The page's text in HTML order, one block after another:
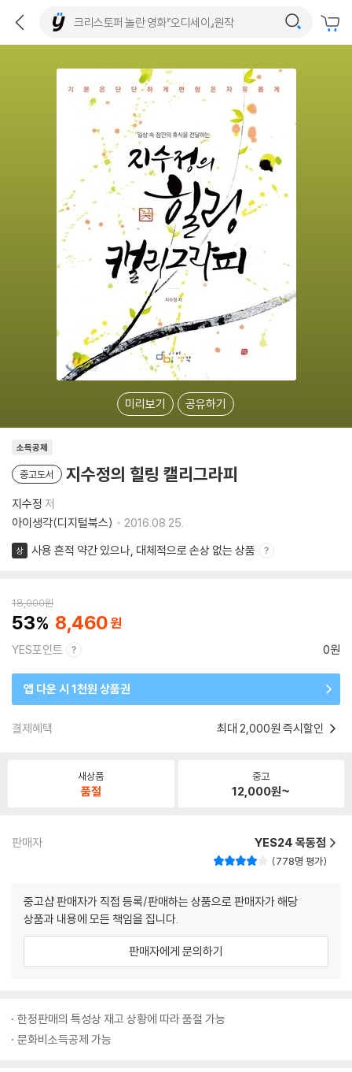
미리보기 공유하기
소득공제
중고도서 지수정의 힐링 캘리그라피
지수정 저
아이생각(디지털북스)
2016.08.25.
상 사용 흔적 약간 있으나, 대체적으로 손상 없는 상품
18,000원
53 8,460
YES포인트 0원
앱 다운 시 1천원 상품권
결제혜택 최대 2,000원 즉시할인
새상품
품절
중고
12,000원~
판매자 YES24 목동점
778명 평가
중고샵 판매자가 직접 등록/판매하는 상품으로 판매자가 해당
상품과 내용에 모든 책임을 집니다.
판매자에게 문의하기
한정판매의 특성상 재고 상황에 따라 품절 가능
문화비소득공제 가능